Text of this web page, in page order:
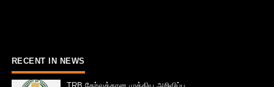
RECENT IN NEWS